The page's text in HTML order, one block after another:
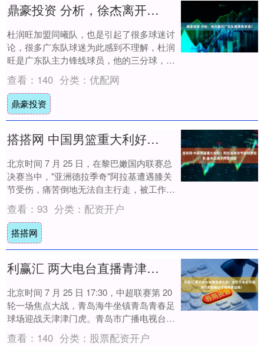
鼎豪投资 分析，徐杰离开广东队概率有多高？
杜润旺加盟同曦队，也是引起了很多球迷讨
论，很多广东队球迷为此感到不理解，杜润
旺是广东队主力锋线球员，他的三分球，整
个 CBA 联赛都为之感到胆寒！球队花了这
么多....
查看： 140 分类： 优配网
鼎豪投资
搭搭网 中国男篮重大利好！阿拉基膝关节副韧带扭伤 基本无缘下月世预赛
北京时间 7 月 25 日，在黎巴嫩国内联赛总
决赛当中，"亚洲德拉季奇"阿拉基遭遇膝关
节受伤，痛苦倒地无法自主行走，被工作人
员架着抬出场，初步诊断是膝关节内侧副....
查看： 93 分类： 配资开户
搭搭网
利赢汇 两大电台直播青津大战！米兰不考虑平局，津门虎助教比于根伟更凶残！
北京时间 7 月 25 日 17:30，中超联赛第 20
轮一场焦点大战，青岛海牛坐镇青岛青春足
球场迎战天津津门虎。青岛市广播电视台三
频道、天津海河传媒中心体育....
查看： 140 分类： 股票配资开户